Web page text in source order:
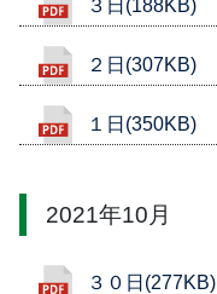
３日(188KB)
２日(307KB)
１日(350KB)
2021年10月
３０日(277KB)